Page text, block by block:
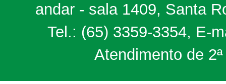
andar - sala 1409, Santa
Tel.: (65) 3359-3354, E-
Atendimento de